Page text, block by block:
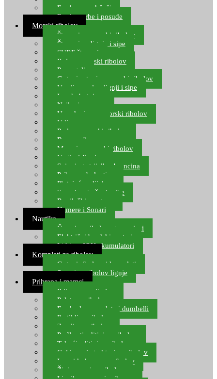
Feeder arm držači
Feeder torbe i posude
Morski ribolov
Štapovi za morski ribolov
Štapovi za lignje i sipe
SURF štapovi
Role za morski ribolov
Parangali
Gotovi setovi za morski ribolov
Varalice za lov lignji i sipe
Lov hobotnice
Najloni za more
Upredenice za morski ribolov
Udice za more
Perle za morski ribolov
Brum prihrana za more
Mamci za morski ribolov
Vertical Jigging
Spinning strijelke, brancina
Pribor za bolentino
Plutajuća odijela
Sonari za traženje ribe
Ronilački program
Kamere i Sonari
Nautika
Čamci za ribolov, gumenjaci
Električni brodski motori
Lithium ION akumulatori
Kompleti za ribolov
Gotovi ribolovni kompleti
Setovi za ribolov lignje
Prihrana i mamci
Prihrana za ribolov
Pelete za ribolov
Feeder lovne pelete i dumbelli
Partikli za ribolov
Zemlja za ribolov
Praškasti aditivi za ribolov
Tekući aditivi za ribolov
Gel i sprej atraktori za ribolov
Lovni kukuruz za ribolov
Živi mamci za ribolov